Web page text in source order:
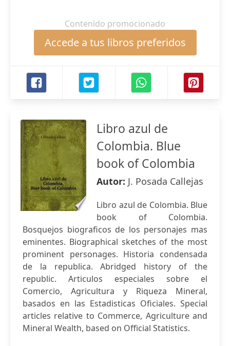
Contenido promocionado
Accede a tus libros preferidos
Libro azul de
Colombia. Blue
book of Colombia
Autor: J. Posada Callejas
Libro azul de Colombia. Blue
book of Colombia.
Bosquejos biograficos de los personajes mas
eminentes. Biographical sketches of the most
prominent personages. Historia condensada
de la republica. Abridged history of the
republic. Articulos especiales sobre el
Comercio, Agricultura y Riqueza Mineral,
basados en las Estadisticas Oficiales. Special
articles relative to Commerce, Agriculture and
Mineral Wealth, based on Official Statistics.